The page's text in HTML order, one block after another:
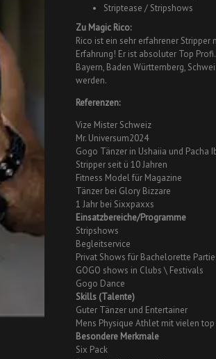
Striptease / Stripshows
Zu Magic Rico:
Rico ist ein sehr erfahrener
Erfahrung! Er ist absoluter Top
Bayern, Baden Württemberg,
werden.
Referenzen:
Vize Mister Schweiz
Mr. Universum2024
Gogo Tänzer in Ushaiia und Pacha
Stripper seit ü 10 Jahren
Fitness Model für Magazine
Tänzer bei Glory Bizzare
1 Jahr bei Sixxpaxxs
Einsatzbereiche/Programme
Stripshows
Begleitservice
Privat Shows für Bachelorette
GOGO shows in Clubs \ Festivals
Gogo Dance
Skills (Talente)
Guter Tänzer und Entertainer
Mens Physique Athlet mit vielen
Besondere Merkmale
Six Pack